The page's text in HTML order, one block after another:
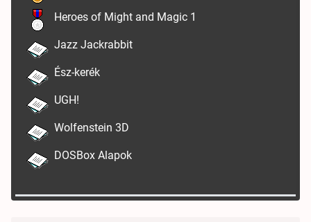
Heroes of Might and Magic 1
Jazz Jackrabbit
Ész-kerék
UGH!
Wolfenstein 3D
DOSBox Alapok